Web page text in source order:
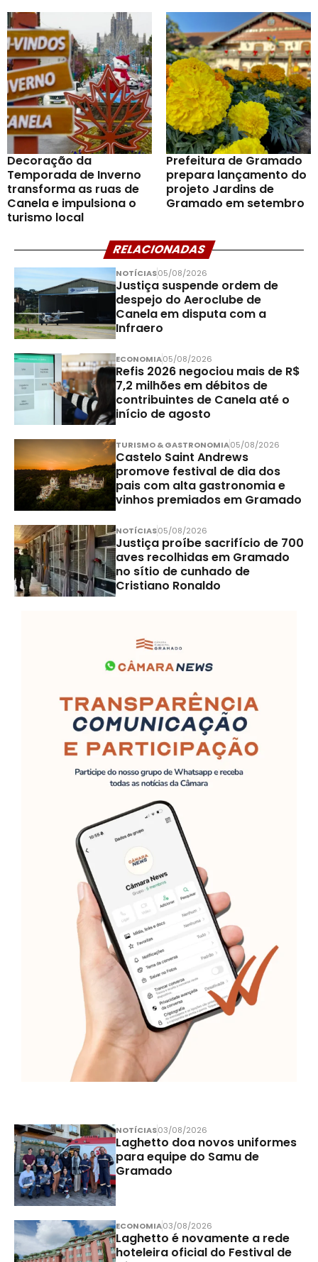
Decoração da
Temporada de Inverno
transforma as ruas de
Canela e impulsiona o
turismo local
Prefeitura de Gramado
prepara lançamento do
projeto Jardins de
Gramado em setembro
RELACIONADAS
NOTÍCIAS05/08/2026
Justiça suspende ordem de
despejo do Aeroclube de
Canela em disputa com a
Infraero
ECONOMIA05/08/2026
Refis 2026 negociou mais de R$
7,2 milhões em débitos de
contribuintes de Canela até o
início de agosto
TURISMO & GASTRONOMIA05/08/2026
Castelo Saint Andrews
promove festival de dia dos
pais com alta gastronomia e
vinhos premiados em Gramado
NOTÍCIAS05/08/2026
Justiça proíbe sacrifício de 700
aves recolhidas em Gramado
no sítio de cunhado de
Cristiano Ronaldo
NOTÍCIAS03/08/2026
Laghetto doa novos uniformes
para equipe do Samu de
Gramado
ECONOMIA03/08/2026
Laghetto é novamente a rede
hoteleira oficial do Festival de